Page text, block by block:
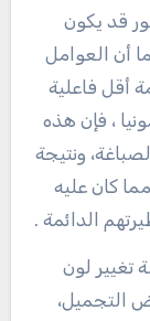
قد يكون
أن العوامل
أقل فاعلية
، فإن هذه
ونتيجة
كان عليه
الدائمة .
تغيير لون
التجميل،